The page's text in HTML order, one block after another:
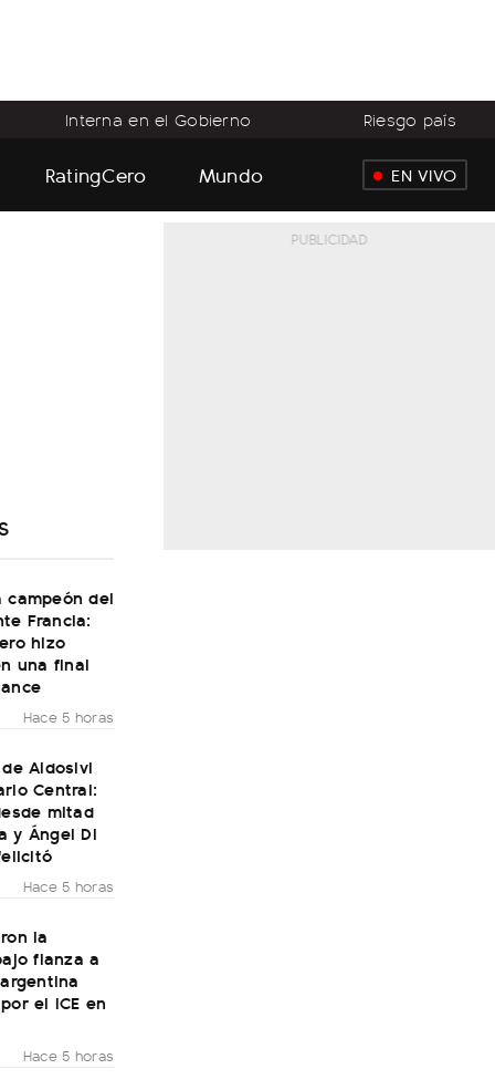
Interna en el Gobierno Riesgo país
RatingCero Mundo EN VIVO
campeón del
Francia:
hizo
una final
Hace 5 horas
Aldosivi
Central:
mitad
y Ángel Di
Hace 5 horas
la
fianza a
el ICE en
Hace 5 horas